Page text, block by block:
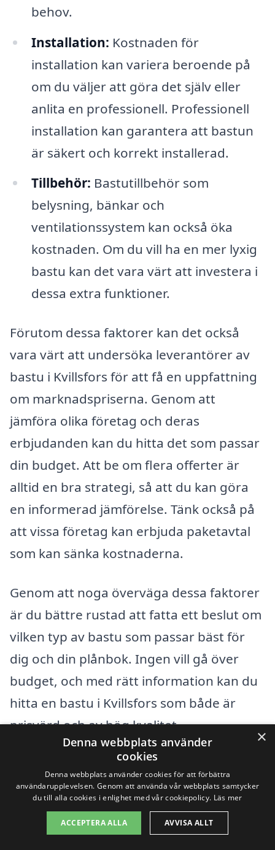
behov.
Installation: Kostnaden för
installation kan variera beroende på
om du väljer att göra det själv eller
anlita en professionell. Professionell
installation kan garantera att bastun
är säkert och korrekt installerad.
Tillbehör: Bastutillbehör som
belysning, bänkar och
ventilationssystem kan också öka
kostnaden. Om du vill ha en mer lyxig
bastu kan det vara värt att investera i
dessa extra funktioner.
Förutom dessa faktorer kan det också
vara värt att undersöka leverantörer av
bastu i Kvillsfors för att få en uppfattning
om marknadspriserna. Genom att
jämföra olika företag och deras
erbjudanden kan du hitta det som passar
din budget. Att be om flera offerter är
alltid en bra strategi, så att du kan göra
en informerad jämförelse. Tänk också på
att vissa företag kan erbjuda paketavtal
som kan sänka kostnaderna.
Genom att noga överväga dessa faktorer
är du bättre rustad att fatta ett beslut om
vilken typ av bastu som passar bäst för
dig och din plånbok. Ingen vill gå över
budget, och med rätt information kan du
hitta en bastu i Kvillsfors som både är
prisvärd och av hög kvalitet.
Få 3 erbjudanden, gratis och utan
förpliktelser
×
Denna webbplats använder
cookies
Denna webbplats använder cookies för att förbättra
användarupplevelsen. Genom att använda vår webbplats samtycker
du till alla cookies i enlighet med vår cookiepolicy. Läs mer
ACCEPTERA ALLA AVVISA ALLT